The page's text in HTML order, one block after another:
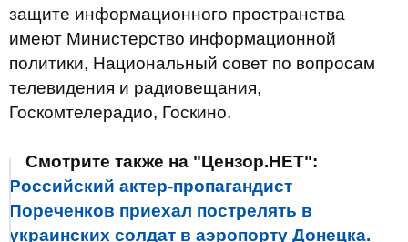
защите информационного пространства
имеют Министерство информационной
политики, Национальный совет по вопросам
телевидения и радиовещания,
Госкомтелерадио, Госкино.
Смотрите также на "Цензор.НЕТ":
Российский актер-пропагандист
Пореченков приехал пострелять в
украинских солдат в аэропорту Донецка.